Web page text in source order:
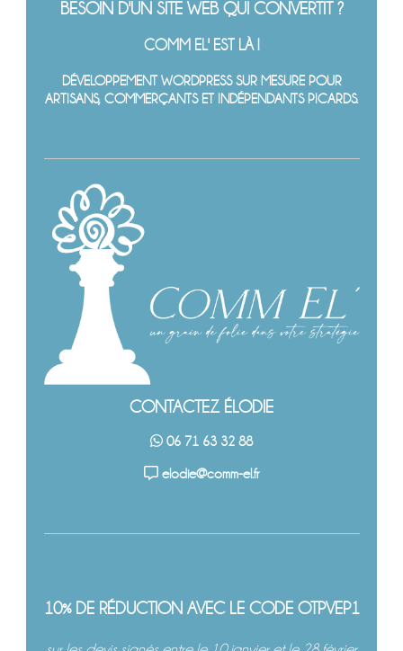
BESOIN D'UN SITE WEB QUI CONVERTIT ?
COMM EL' EST LÀ !
DÉVELOPPEMENT WORDPRESS SUR MESURE POUR
ARTISANS, COMMERÇANTS ET INDÉPENDANTS PICARDS.
CONTACTEZ ÉLODIE
06 71 63 32 88
elodie@comm-el.fr
10% DE RÉDUCTION AVEC LE CODE OTPVEP1